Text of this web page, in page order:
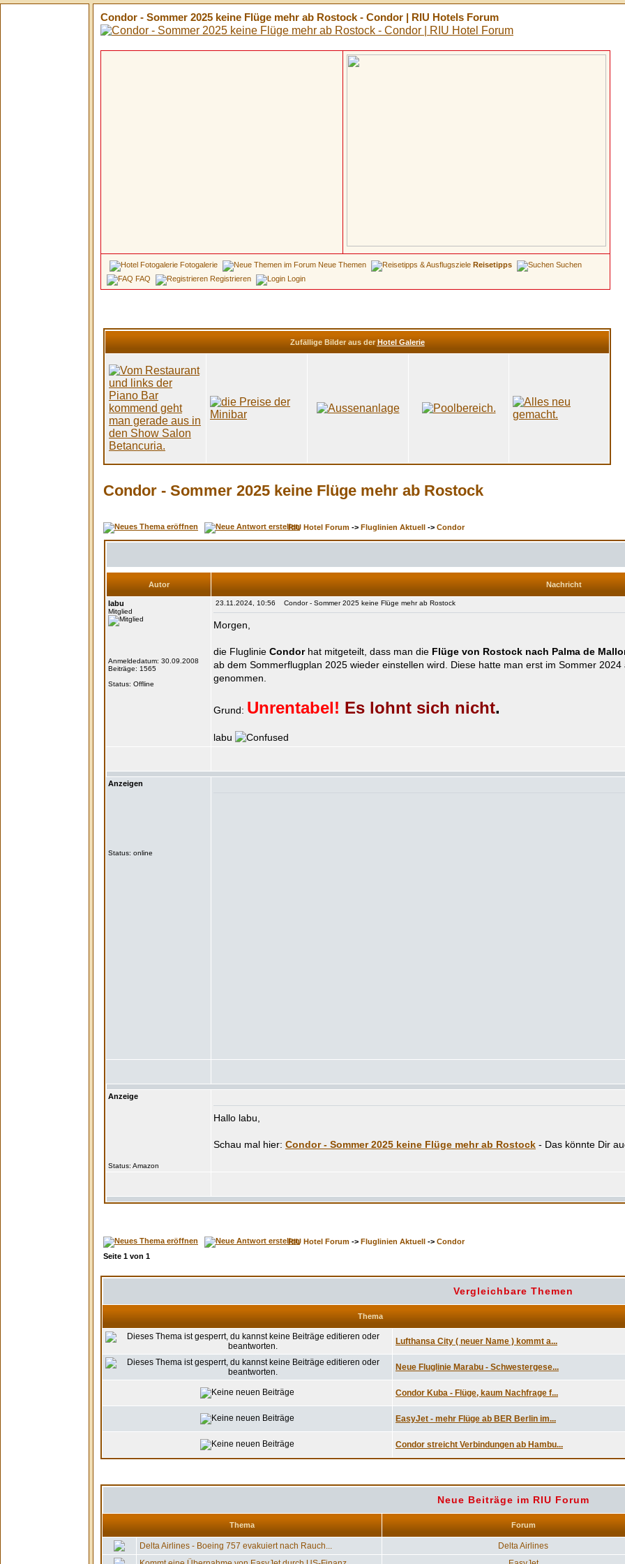
Condor - Sommer 2025 keine Flüge mehr ab Rostock - Condor | RIU Hotels Forum
Fotogalerie Neue Themen Reisetipps
Suchen
FAQ
Registrieren Login
Zufällige Bilder aus der Hotel Galerie
Condor - Sommer 2025 keine Flüge mehr ab Rostock
RIU Hotel Forum -> Fluglinien Aktuell -> Condor
Autor Nachricht
labu
Mitglied
Anmeldedatum: 30.09.2008
Beiträge: 1565
Status: Offline
23.11.2024, 10:56 Condor - Sommer 2025 keine Flüge mehr ab Rostock
Morgen,
die Fluglinie Condor hat mitgeteilt, dass man die Flüge von Rostock nach Palma de
ab dem Sommerflugplan 2025 wieder einstellen wird. Diese hatte man erst im Sommer 2024
genommen.
Grund: Unrentabel! Es lohnt sich nicht.
labu
Anzeigen
Status: online
Anzeige
Status:
Hallo labu,
Condor - Sommer 2025 keine Flüge mehr ab Rostock
RIU Hotel Forum -> Fluglinien Aktuell -> Condor
Seite 1 von 1
Vergleichbare Themen
Thema
Lufthansa City ( neuer Name ) kommt a...
Neue Fluglinie Marabu - Schwestergese...
Condor Kuba - Flüge, kaum Nachfrage f...
EasyJet - mehr Flüge ab BER Berlin im...
Condor streicht Verbindungen ab Hambu...
Neue Beiträge im RIU Forum
Thema Forum
Delta Airlines - Boeing 757 evakuiert nach Rauch... Delta Airlines